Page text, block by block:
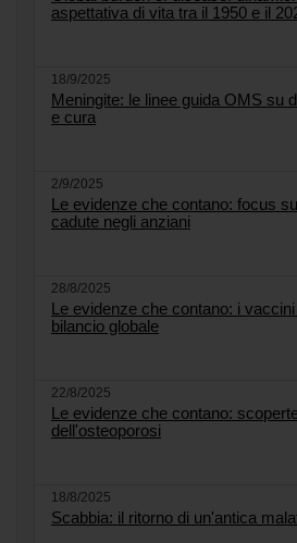
aspettativa di vita tra il 1950 e il
18/9/2025
Meningite: le linee guida OMS su
e cura
2/9/2025
Le evidenze che contano: focus
cadute negli anziani
28/8/2025
Le evidenze che contano: i
bilancio globale
22/8/2025
Le evidenze che contano:
dell'osteoporosi
18/8/2025
Scabbia: il ritorno di un'antica